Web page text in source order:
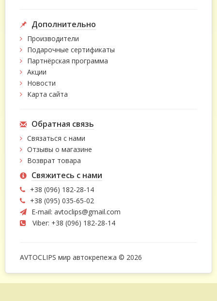
Дополнительно
Производители
Подарочные сертификаты
Партнёрская программа
Акции
Новости
Карта сайта
Обратная связь
Связаться с нами
Отзывы о магазине
Возврат товара
Свяжитесь с нами
+38 (096) 182-28-14
+38 (095) 035-65-02
E-mail: avtoclips@gmail.com
Viber: +38 (096) 182-28-14
AVTOCLIPS мир автокрепежа © 2026